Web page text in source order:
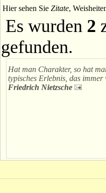
Hier sehen Sie Zitate,
Es wurden 2
gefunden.
Hat man Charakter, so hat
typisches Erlebnis, das immer
Friedrich Nietzsche